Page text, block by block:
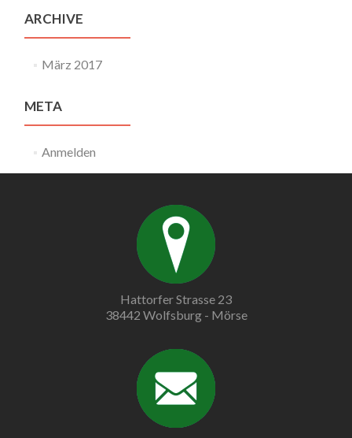
ARCHIVE
März 2017
META
Anmelden
Hattorfer Strasse 23
38442 Wolfsburg - Mörse